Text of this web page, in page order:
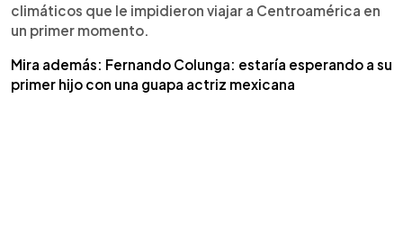
climáticos que le impidieron viajar a Centroamérica en
un primer momento.
Mira además: Fernando Colunga: estaría esperando a su
primer hijo con una guapa actriz mexicana